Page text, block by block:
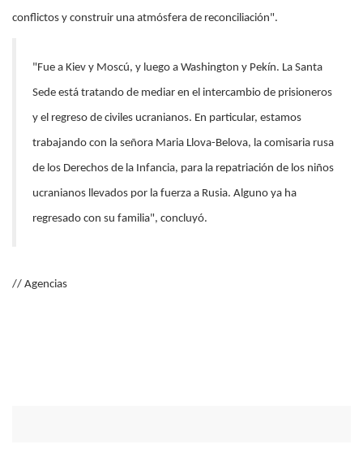
conflictos y construir una atmósfera de reconciliación".
"Fue a Kiev y Moscú, y luego a Washington y Pekín. La Santa
Sede está tratando de mediar en el intercambio de prisioneros
y el regreso de civiles ucranianos. En particular, estamos
trabajando con la señora Maria Llova-Belova, la comisaria rusa
de los Derechos de la Infancia, para la repatriación de los niños
ucranianos llevados por la fuerza a Rusia. Alguno ya ha
regresado con su familia", concluyó.
// Agencias